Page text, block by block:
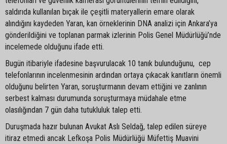
saldırıda kullanılan bıçak ile çeşitli materyallerin emare olarak
alındığını kaydeden Yaran, kan örneklerinin DNA analizi için Ankara’ya
gönderildiğini ve toplanan parmak izlerinin Polis Genel Müdürlüğü’nde
incelemede olduğunu ifade etti.
Bugün itibariyle ifadesine başvurulacak 10 tanık bulunduğunu, cep
telefonlarının incelenmesinin ardından ortaya çıkacak kanıtların önemli
olduğunu belirten Yaran, soruşturmanın devam ettiğini ve zanlının
serbest kalması durumunda soruşturmaya müdahale etme
olasılığından 7 gün daha tutukluluk talep etti.
Duruşmada hazır bulunan Avukat Aslı Seldağ, talep edilen süreye
itiraz etmedi ancak Lefkoşa Polis Müdürlüğü Müfettiş Muavini